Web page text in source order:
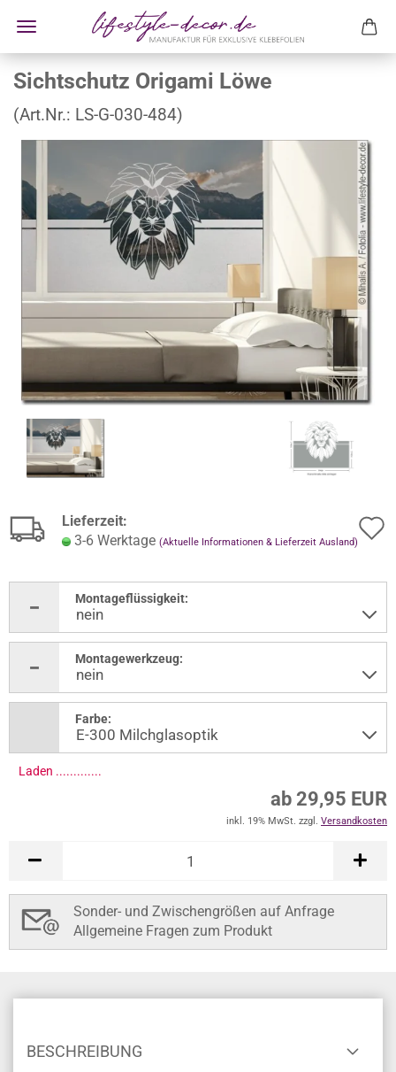
Sichtschutz Origami Löwe
(Art.Nr.: LS-G-030-484)
Lieferzeit:
3-6 Werktage (Aktuelle Informationen & Lieferzeit Ausland)
Montageflüssigkeit:
Montagewerkzeug:
Farbe:
Laden ..............
ab 29,95 EUR
inkl. 19% MwSt. zzgl. Versandkosten
Sonder- und Zwischengrößen auf Anfrage
Allgemeine Fragen zum Produkt
BESCHREIBUNG